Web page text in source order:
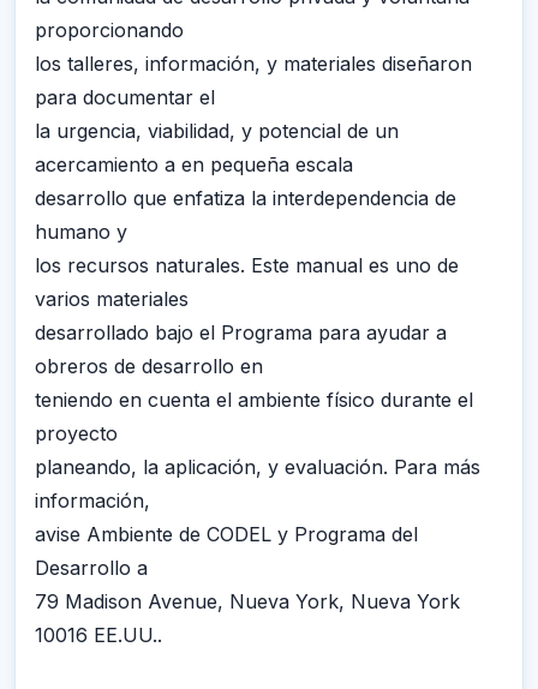
proporcionando
los talleres, información, y materiales diseñaron
para documentar el
la urgencia, viabilidad, y potencial de un
acercamiento a en pequeña escala
desarrollo que enfatiza la interdependencia de
humano y
los recursos naturales. Este manual es uno de
varios materiales
desarrollado bajo el Programa para ayudar a
obreros de desarrollo en
teniendo en cuenta el ambiente físico durante el
proyecto
planeando, la aplicación, y evaluación. Para más
información,
avise Ambiente de CODEL y Programa del
Desarrollo a
79 Madison Avenue, Nueva York, Nueva York
10016 EE.UU..